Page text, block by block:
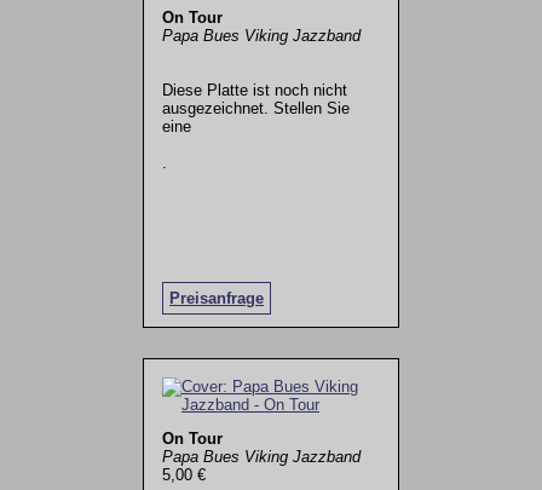
On Tour
Papa Bues Viking Jazzband
Diese Platte ist noch nicht
ausgezeichnet. Stellen Sie
eine
Preisanfrage
.
On Tour
Papa Bues Viking Jazzband
5,00 €